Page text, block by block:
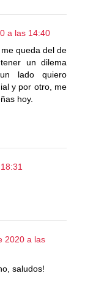
a las 14:40
queda del de
un dilema
lado quiero
y por otro, me
hoy.
2020 a las
saludos!